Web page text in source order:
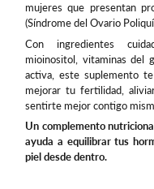
mujeres que presentan
(Síndrome del Ovario
Con ingredientes
mioinositol, vitaminas
activa, este suplemento
mejorar tu fertilidad,
sentirte mejor contigo
Un complemento
ayuda a equilibrar tus
piel desde dentro.